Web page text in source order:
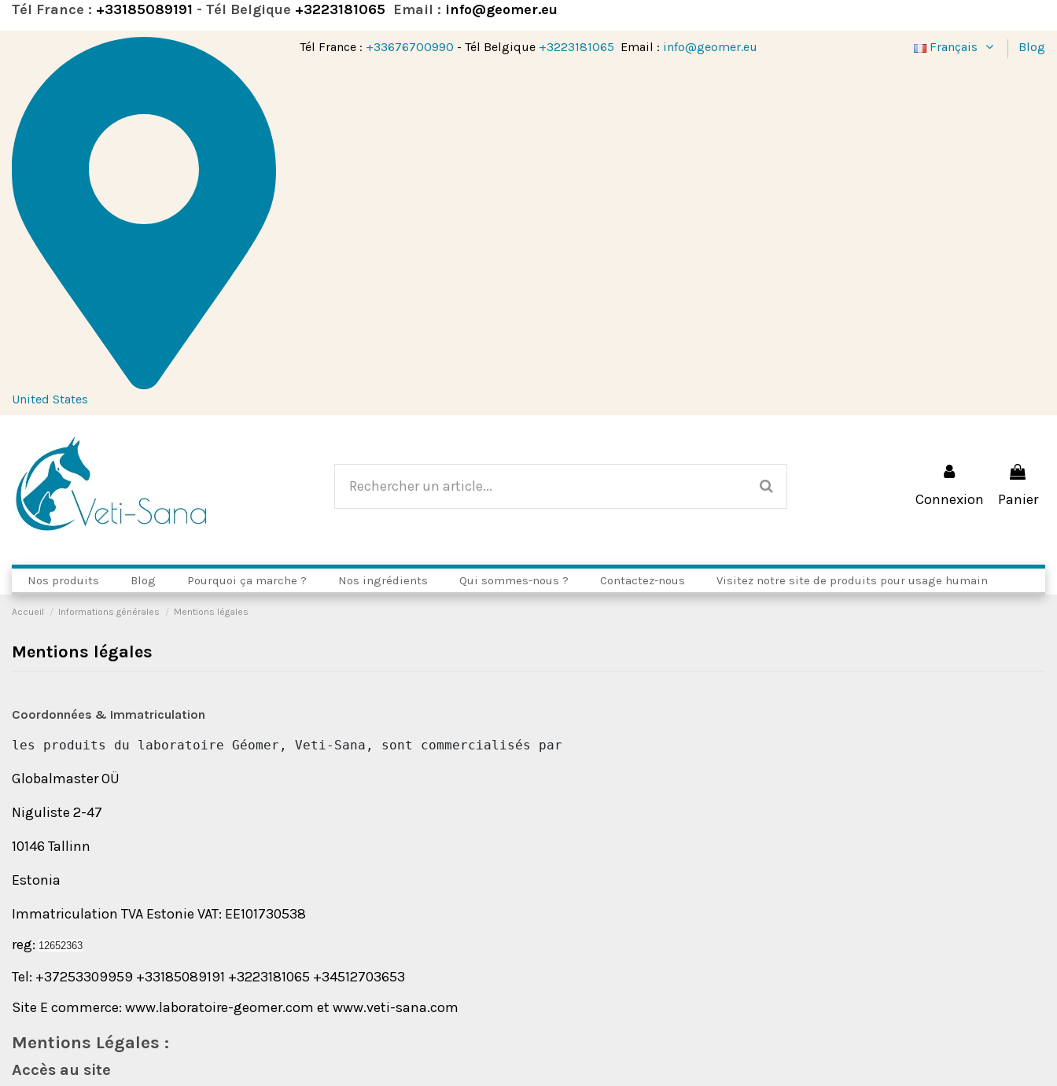
Tél France : +33185089191 - Tél Belgique +3223181065 Email : info@geomer.eu
United States
Tél France : +33676700990 - Tél Belgique +3223181065 Email : info@geomer.eu Français Blog
Connexion Panier
Nos produits Blog Pourquoi ça marche ? Nos ingrédients Qui sommes-nous ? Contactez-nous Visitez notre site de produits pour usage humain
Accueil Informations générales Mentions légales
Mentions légales
Coordonnées & Immatriculation
les produits du laboratoire Géomer, Veti-Sana, sont commercialisés par
Globalmaster OÜ
Niguliste 2-47
10146 Tallinn
Estonia
Immatriculation TVA Estonie VAT: EE101730538
reg: 12652363
Tel: +37253309959 +33185089191 +3223181065 +34512703653
Site E commerce: www.laboratoire-geomer.com et www.veti-sana.com
Mentions Légales :
Accès au site